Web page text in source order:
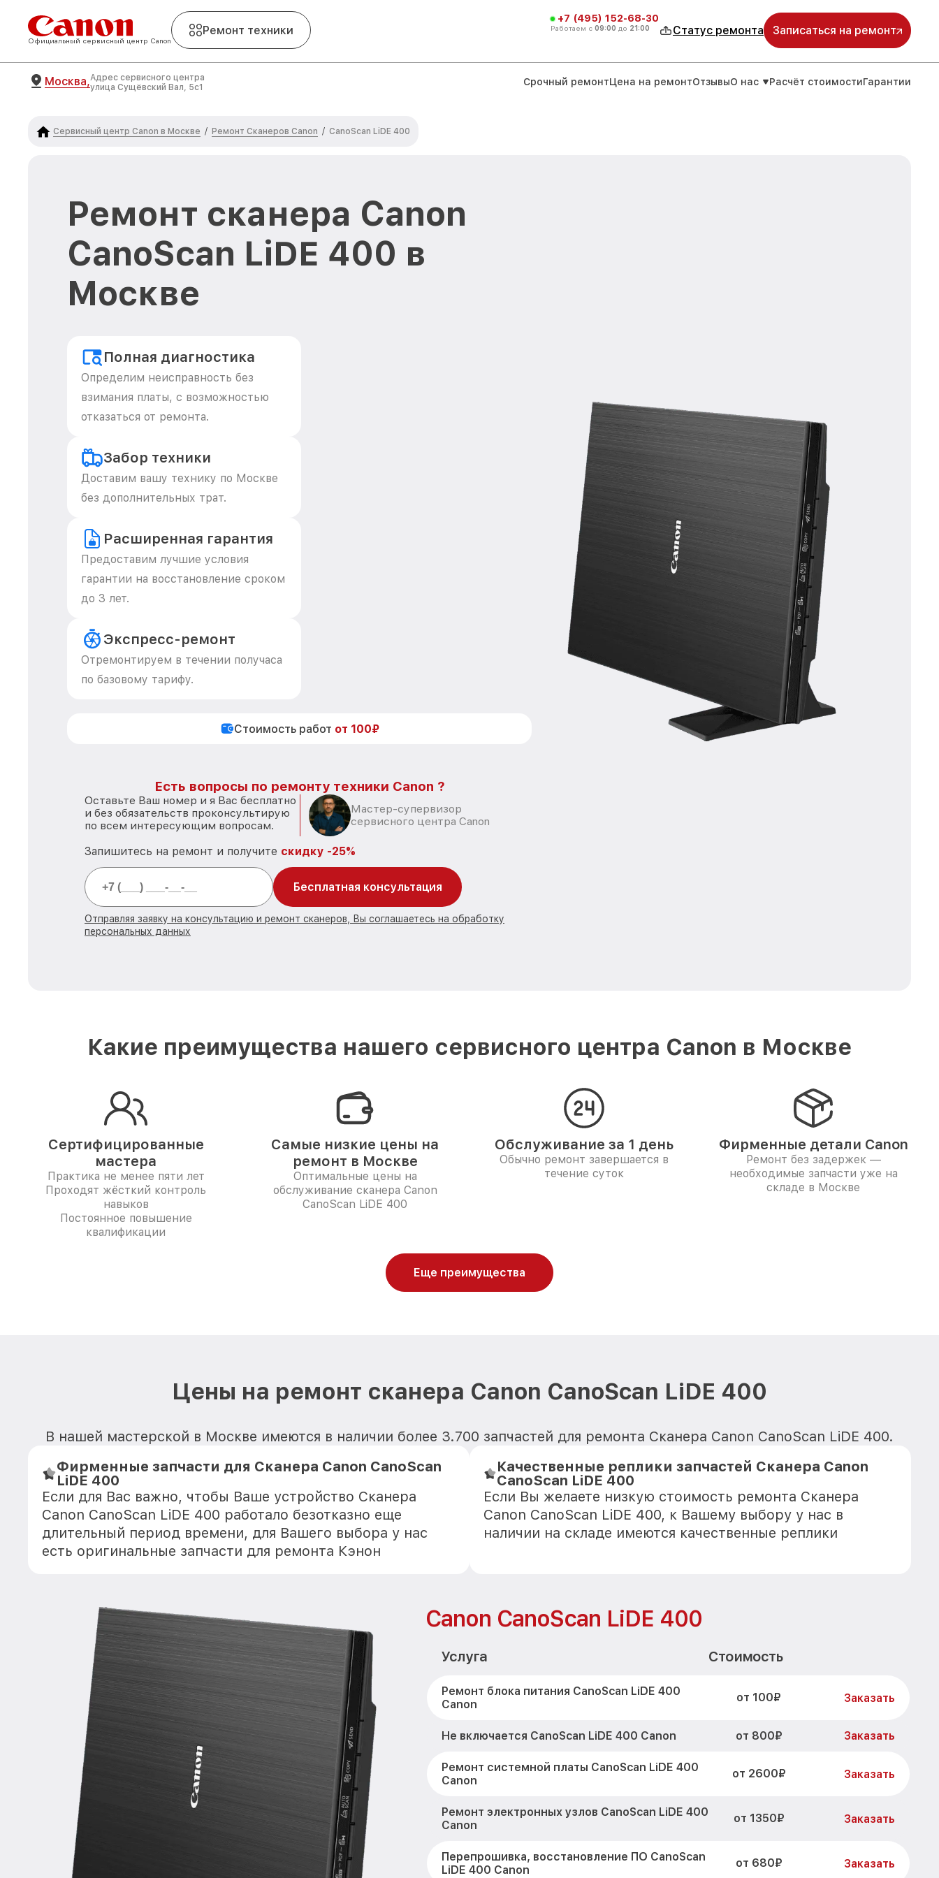
Официальный сервисный центр Canon
Ремонт техники
+7 (495) 152-68-30
Работаем с 09:00 до 21:00 Статус ремонта Записаться на ремонт
Москва,Адрес сервисного центра
улица Сущёвский Вал, 5с1
Срочный ремонтЦена на ремонтОтзывыО нас Расчёт стоимостиГарантии
Сервисный центр Canon в Москве / Ремонт Сканеров Canon / CanoScan LiDE 400
Ремонт сканера Canon
CanoScan LiDE 400 в
Москве
Полная диагностика
Определим неисправность без
взимания платы, с возможностью
отказаться от ремонта.
Забор техники
Доставим вашу технику по Москве
без дополнительных трат.
Расширенная гарантия
Предоставим лучшие условия
гарантии на восстановление сроком
до 3 лет.
Экспресс-ремонт
Отремонтируем в течении получаса
по базовому тарифу.
Стоимость работ от 100₽
Есть вопросы по ремонту техники Canon ?
Оставьте Ваш номер и я Вас бесплатно
и без обязательств проконсультирую
по всем интересующим вопросам.
Мастер-супервизор
сервисного центра Canon
Запишитесь на ремонт и получите скидку -25%
Бесплатная консультация
Отправляя заявку на консультацию и ремонт сканеров, Вы соглашаетесь на обработку
персональных данных
Какие преимущества нашего сервисного центра Canon в Москве
Сертифицированные
мастера
Практика не менее пяти лет
Проходят жёсткий контроль
навыков
Постоянное повышение
квалификации
Самые низкие цены на
ремонт в Москве
Оптимальные цены на
обслуживание сканера Canon
CanoScan LiDE 400
Обслуживание за 1 день
Обычно ремонт завершается в
течение суток
Фирменные детали Canon
Ремонт без задержек —
необходимые запчасти уже на
складе в Москве
Еще преимущества
Цены на ремонт сканера Canon CanoScan LiDE 400
В нашей мастерской в Москве имеются в наличии более 3.700 запчастей для ремонта Сканера Canon CanoScan LiDE 400.
Фирменные запчасти для Сканера Canon CanoScan
LiDE 400
Если для Вас важно, чтобы Ваше устройство Сканера
Canon CanoScan LiDE 400 работало безотказно еще
длительный период времени, для Вашего выбора у нас
есть оригинальные запчасти для ремонта Кэнон
Качественные реплики запчастей Сканера Canon
CanoScan LiDE 400
Если Вы желаете низкую стоимость ремонта Сканера
Canon CanoScan LiDE 400, к Вашему выбору у нас в
наличии на складе имеются качественные реплики
Canon CanoScan LiDE 400
Услуга Стоимость
Ремонт блока питания CanoScan LiDE 400
Canon
от 100₽ Заказать
Не включается CanoScan LiDE 400 Canon от 800₽ Заказать
Ремонт системной платы CanoScan LiDE 400
Canon
от 2600₽ Заказать
Ремонт электронных узлов CanoScan LiDE 400
Canon
от 1350₽ Заказать
Перепрошивка, восстановление ПО CanoScan
LiDE 400 Canon
от 680₽ Заказать